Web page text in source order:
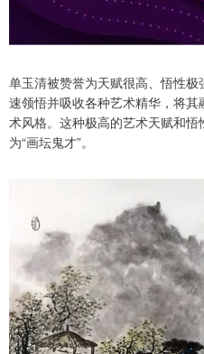
单玉清被赞誉为天赋很高、悟性
速领悟并吸收各种艺术精华，将
术风格。这种极高的艺术天赋和
为“画坛鬼才”。